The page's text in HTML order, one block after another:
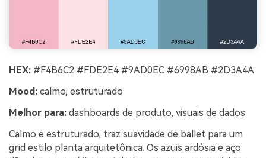
HEX: #F4B6C2 #FDE2E4 #9AD0EC #6998AB #2D3A4A
Mood: calmo, estruturado
Melhor para: dashboards de produto, visuais de dados
Calmo e estruturado, traz suavidade de ballet para um
grid estilo planta arquitetônica. Os azuis ardósia e aço